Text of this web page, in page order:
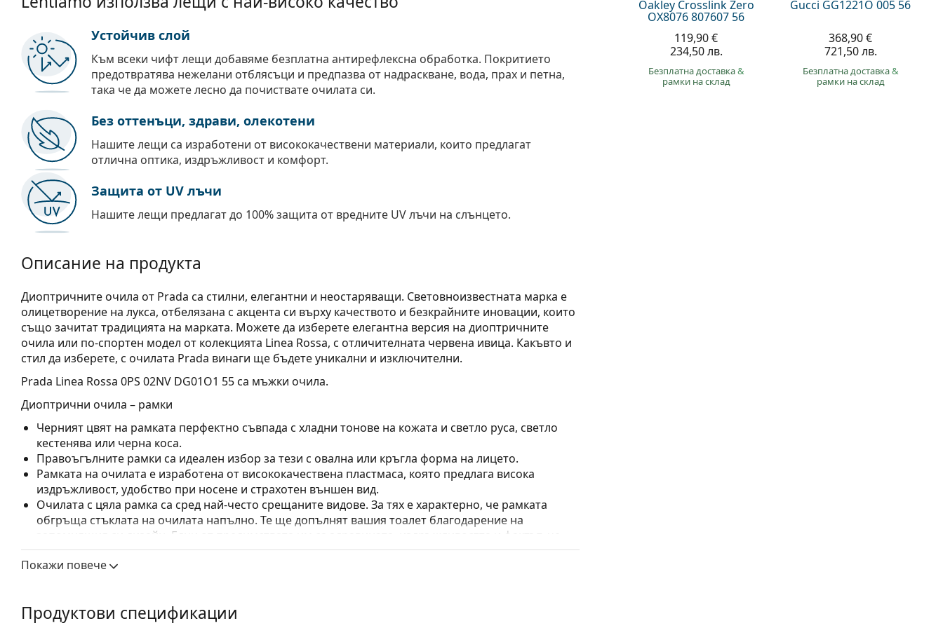
Oakley Crosslink Zero
OX8076 807607 56
119,90 €
234,50 лв.
Безплатна доставка&
рамки на склад
Gucci GG1221O 005 56
368,90 €
721,50 лв.
Безплатна доставка&
рамки на склад
Устойчив слой
Към всеки чифт лещи добавяме безплатна антирефлексна обработка. Покритието
предотвратява нежелани отблясъци и предпазва от надраскване, вода, прах и петна,
така че да можете лесно да почиствате очилата си.
Без оттенъци, здрави, олекотени
Нашите лещи са изработени от висококачествени материали, които предлагат
отлична оптика, издръжливост и комфорт.
Защита от UV лъчи
Нашите лещи предлагат до 100% защита от вредните UV лъчи на слънцето.
Описание на продукта
Диоптричните очила от Prada са стилни, елегантни и неостаряващи. Световноизвестната марка е
олицетворение на лукса, отбелязана с акцента си върху качеството и безкрайните иновации, които
също зачитат традицията на марката. Можете да изберете елегантна версия на диоптричните
очила или по-спортен модел от колекцията Linea Rossa, с отличителната червена ивица. Какъвто и
стил да изберете, с очилата Prada винаги ще бъдете уникални и изключителни.
Prada Linea Rossa 0PS 02NV DG01O1 55са мъжки очила.
Диоптрични очила – рамки
Черният цвят на рамката перфектно съвпада с хладни тонове на кожата и светло руса, светло
кестенява или черна коса.
Правоъгълните рамки са идеален избор за тези с овална или кръгла форма на лицето.
Рамката на очилата е изработена от висококачествена пластмаса, която предлага висока
издръжливост, удобство при носене и страхотен външен вид.
Очилата с цяла рамка са сред най-често срещаните видове. За тях е характерно, че рамката
обгръща стъклата на очилата напълно. Те ще допълнят вашия тоалет благодарение на
запомнящия си дизайн. Едни от предимствата им са здравината, издръжливостта и фактът, че
рамката напълно обгръща лещата и така защитава срещу повреди. Този тип рамка е подходяща
за всички лещи, включително тези с по-висока оптична мощност.
Доставяме диоптричните очила в оригиналния им калъф/текстилна торбичка. Цветът на калъфа
Покажи повече
Продуктови спецификации